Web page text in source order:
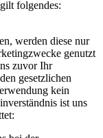
folgendes:
werden diese nur
genutzt
zuvor Ihr
gesetzlichen
kein
ist uns